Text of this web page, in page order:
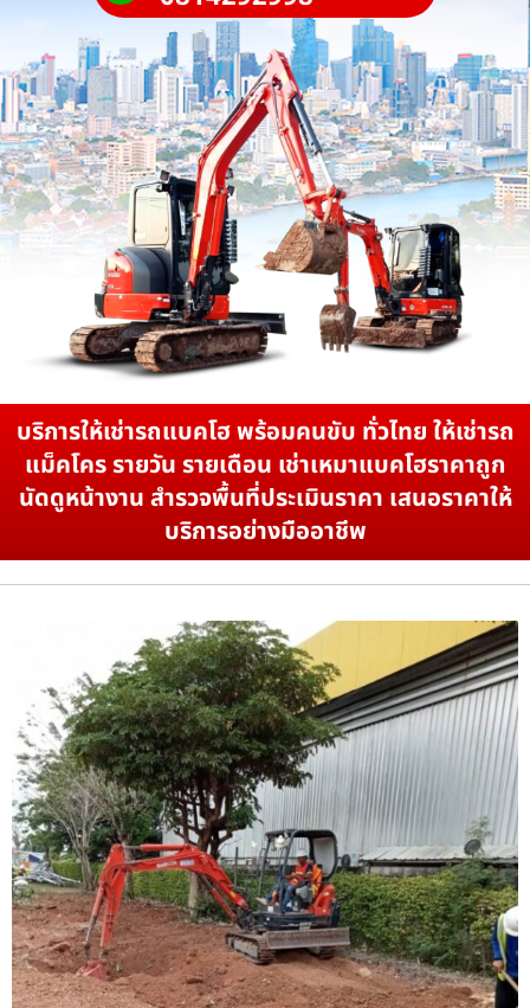
บริการให้เช่ารถแบคโฮ พร้อมคนขับ ทั่วไทย ให้เช่ารถ
แม็คโคร รายวัน รายเดือน เช่าเหมาแบคโฮราคาถูก
นัดดูหน้างาน สำรวจพื้นที่ประเมินราคา เสนอราคาให้
บริการอย่างมืออาชีพ